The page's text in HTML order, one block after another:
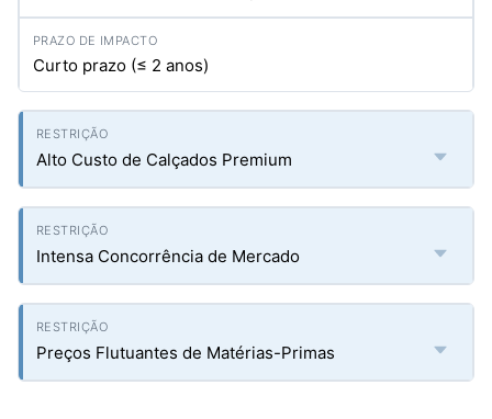
Curto prazo (≤ 2 anos)
Alto Custo de Calçados Premium
Intensa Concorrência de Mercado
Preços Flutuantes de Matérias-Primas